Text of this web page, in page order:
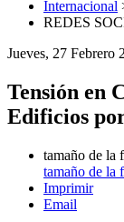
Internacional
REDES
Jueves, 27 Febrero
Tensión en
Edificios
tamaño de la
tamaño de la
Imprimir
Email